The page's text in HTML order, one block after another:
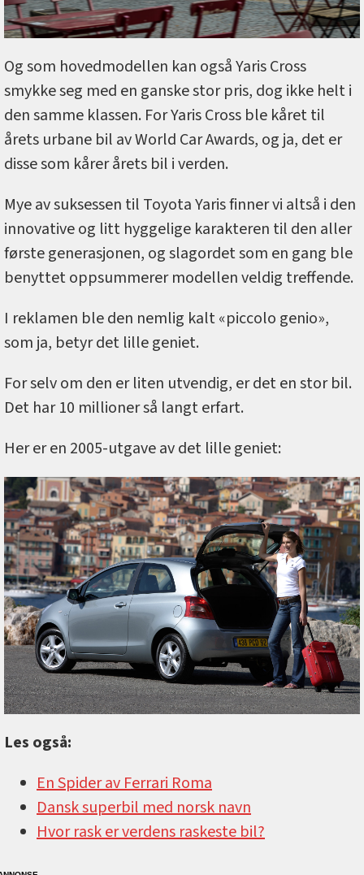
Og som hovedmodellen kan også Yaris Cross
smykke seg med en ganske stor pris, dog ikke helt i
den samme klassen. For Yaris Cross ble kåret til
årets urbane bil av World Car Awards, og ja, det er
disse som kårer årets bil i verden.
Mye av suksessen til Toyota Yaris finner vi altså i den
innovative og litt hyggelige karakteren til den aller
første generasjonen, og slagordet som en gang ble
benyttet oppsummerer modellen veldig treffende.
I reklamen ble den nemlig kalt «piccolo genio»,
som ja, betyr det lille geniet.
For selv om den er liten utvendig, er det en stor bil.
Det har 10 millioner så langt erfart.
Her er en 2005-utgave av det lille geniet:
Les også:
En Spider av Ferrari Roma
Dansk superbil med norsk navn
Hvor rask er verdens raskeste bil?